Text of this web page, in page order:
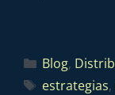
Blog,
estrategias,